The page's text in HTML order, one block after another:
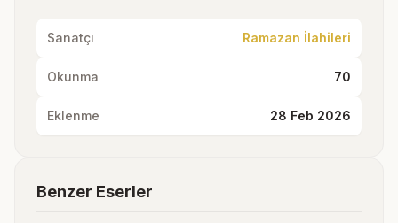
Sanatçı Ramazan İlahileri
Okunma 70
Eklenme 28 Feb 2026
Benzer Eserler